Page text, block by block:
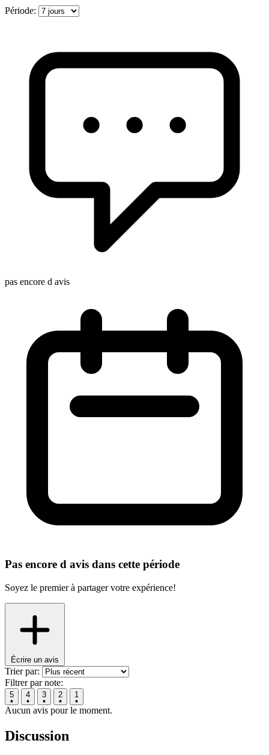
Période:
pas encore d avis
Pas encore d avis dans cette période
Soyez le premier à partager votre expérience!
Écrire un avis
Trier par:
Filtrer par note:
5 4 3 2 1
Aucun avis pour le moment.
Discussion